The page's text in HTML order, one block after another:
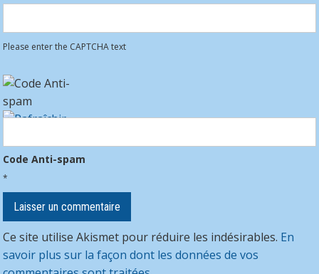
Please enter the CAPTCHA text
Code Anti-spam
*
Ce site utilise Akismet pour réduire les indésirables. En
savoir plus sur la façon dont les données de vos